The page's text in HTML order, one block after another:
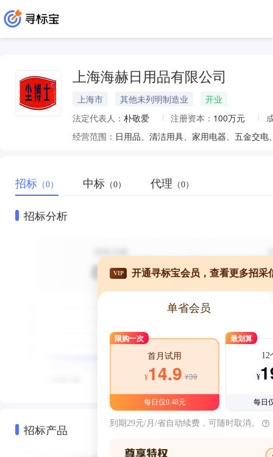
上海海赫日用品有限公司
上海市 其他未列明制造业
开业
法定代表人： 朴敬爱 注册资本： 100万元
经营范围：
招标 （0） 中标 （0） 代理 （0）
招标分析
招标产品
VIP 开通寻标宝会员，查看更多招采
单省会员
限购一次
首月试用
¥14.9 ¥39
每日仅0.48元
最划算
12
¥
每日
到期29元/月/省自动续费，可随时取消。